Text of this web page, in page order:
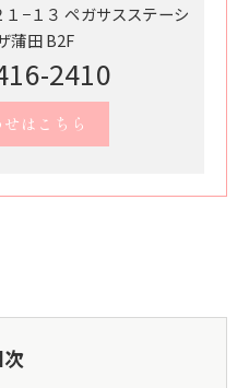
−１３ ペガサスステーシ
蒲田 B2F
2410
はこちら
次